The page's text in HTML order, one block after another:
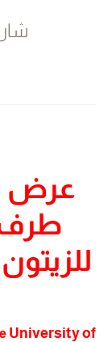
عرض
طرف
University of